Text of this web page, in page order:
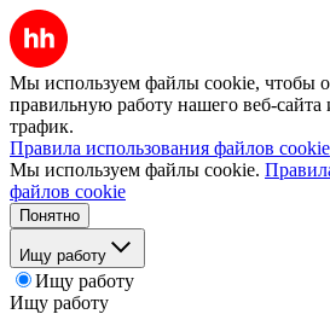
Мы используем файлы cookie, чтобы
правильную работу нашего веб-сайта
трафик.
Правила использования файлов cookie
Мы используем файлы cookie.
файлов cookie
Понятно
Ищу работу
Ищу работу
Ищу работу